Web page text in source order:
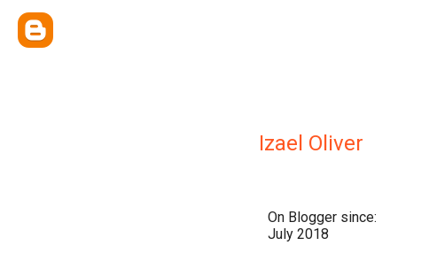
Izael Oliver
On Blogger since:
July 2018